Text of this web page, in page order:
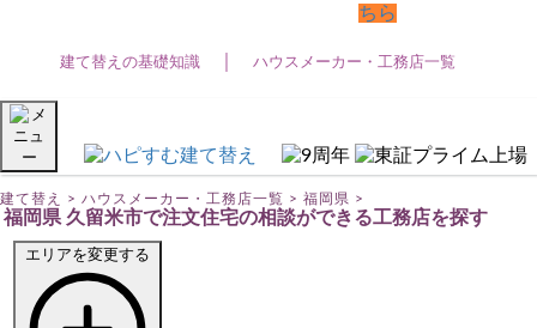
建て替え費用 (22)
3階建て住宅 (10)
ZEH住宅 (2)
ローコスト住宅 (13)
二世帯住宅 (12)
ちら
建て替えの基礎知識 ハウスメーカー・工務店一覧
建て替え > ハウスメーカー・工務店一覧 > 福岡県 >
福岡県 久留米市で注文住宅の相談ができる工務店を探す
エリアを変更する